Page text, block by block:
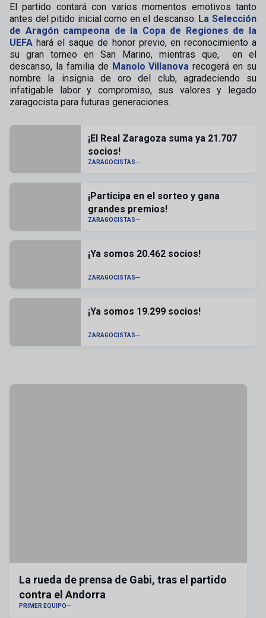
El partido contará con varios momentos emotivos tanto
antes del pitido inicial como en el descanso. La Selección
de Aragón campeona de la Copa de Regiones de la
UEFA hará el saque de honor previo, en reconocimiento a
su gran torneo en San Marino, mientras que, en el
descanso, la familia de Manolo Villanova recogerá en su
nombre la insignia de oro del club, agradeciendo su
infatigable labor y compromiso, sus valores y legado
zaragocista para futuras generaciones.
¡El Real Zaragoza suma ya 21.707
socios!
ZARAGOCISTAS
¡Participa en el sorteo y gana
grandes premios!
ZARAGOCISTAS
¡Ya somos 20.462 socios!
ZARAGOCISTAS
¡Ya somos 19.299 socios!
ZARAGOCISTAS
La rueda de prensa de Gabi, tras el partido
contra el Andorra
PRIMER EQUIPO